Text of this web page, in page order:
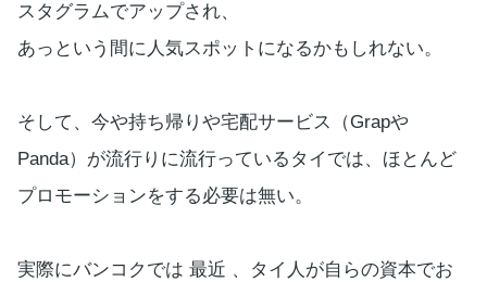
スタグラムでアップされ、
あっという間に人気スポットになるかもしれない。
そして、今や持ち帰りや宅配サービス（Grapや
Panda）が流行りに流行っているタイでは、ほとんど
プロモーションをする必要は無い。
実際にバンコクでは 最近 、タイ人が自らの資本でお